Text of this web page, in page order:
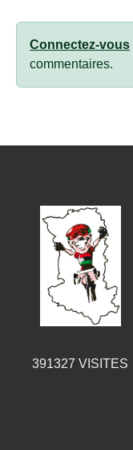
Connectez-vous
commentaires.
391327 VISITES